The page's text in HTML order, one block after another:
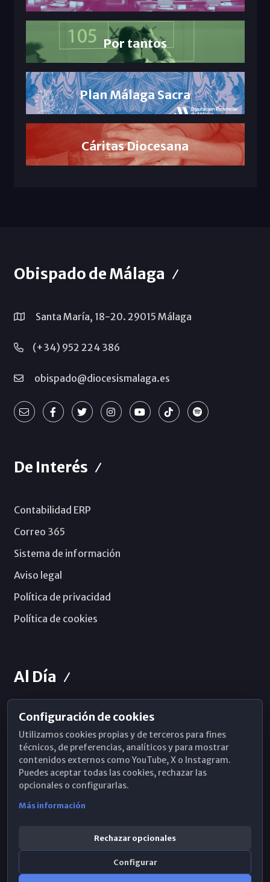
Por tantos
Plan Málaga Sacra
Cáritas Diocesana
Obispado de Málaga
Santa María, 18-20. 29015 Málaga
(+34) 952 224 386
obispado@diocesismalaga.es
De Interés
Contabilidad ERP
Correo 365
Sistema de información
Aviso legal
Política de privacidad
Política de cookies
Al Día
Horarios de Misa
Hemeroteca
WhatsApp
Configuración de cookies
Utilizamos cookies propias y de terceros para fines
técnicos, de preferencias, analíticos y para mostrar
contenidos externos como YouTube, X o Instagram.
Puedes aceptar todas las cookies, rechazar las
opcionales o configurarlas.
Más información
Rechazar opcionales
Configurar